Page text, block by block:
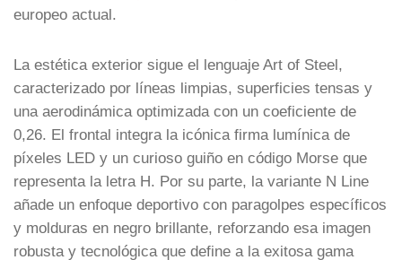
europeo actual.
La estética exterior sigue el lenguaje Art of Steel,
caracterizado por líneas limpias, superficies tensas y
una aerodinámica optimizada con un coeficiente de
0,26. El frontal integra la icónica firma lumínica de
píxeles LED y un curioso guiño en código Morse que
representa la letra H. Por su parte, la variante N Line
añade un enfoque deportivo con paragolpes específicos
y molduras en negro brillante, reforzando esa imagen
robusta y tecnológica que define a la exitosa gama